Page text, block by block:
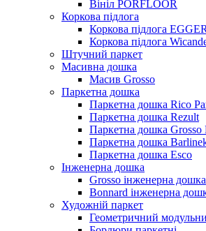
Вініл PORFLOOR
Коркова підлога
Коркова підлога
Коркова підлога
Штучний паркет
Масивна дошка
Масив Grosso
Паркетна дошка
Паркетна дошка Rico
Паркетна дошка Rezult
Паркетна дошка Grosso
Паркетна дошка
Паркетна дошка Esco
Інженерна дошка
Grosso інженерна дошка
Bonnard інженерна
Художній паркет
Геометричний